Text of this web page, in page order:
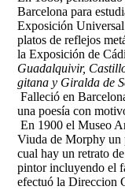
Barcelona para
Exposición
platos de reflejos
la Exposición de
Guadalquivir,
gitana y Giralda de
Falleció en
una poesía con
En 1900 el Museo
Viuda de Morphy un
cual hay un retrato
pintor incluyendo el
efectuó la Direccion